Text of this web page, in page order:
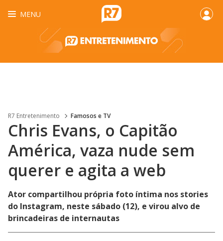
MENU
R7 Entretenimento Famosos e TV
Chris Evans, o Capitão
América, vaza nude sem
querer e agita a web
Ator compartilhou própria foto íntima nos stories
do Instagram, neste sábado (12), e virou alvo de
brincadeiras de internautas